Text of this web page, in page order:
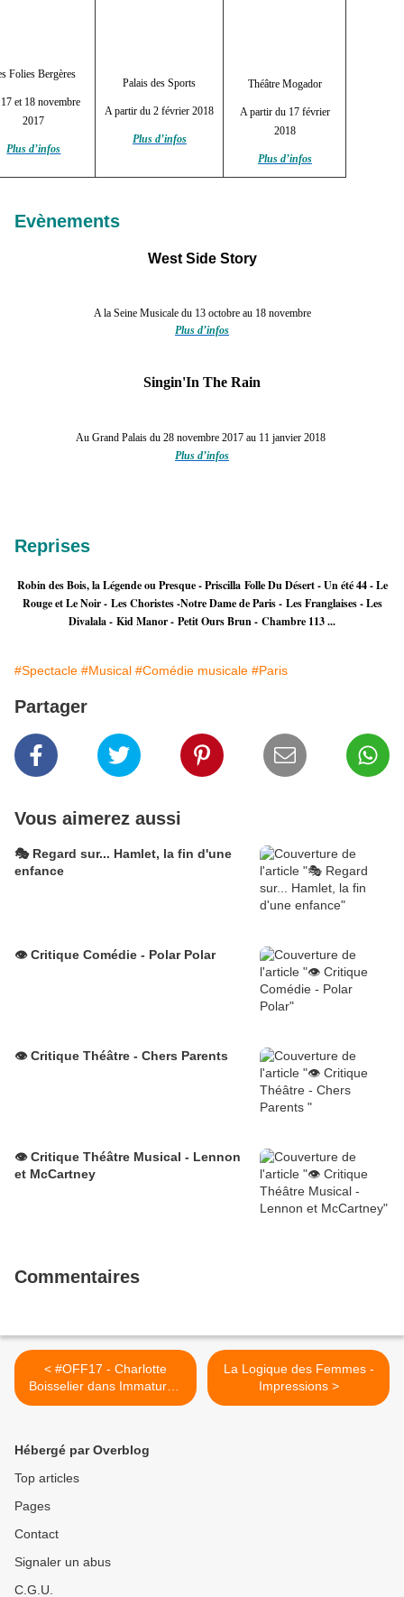
Folies Bergères
et 18 novembre
2017
Plus d’infos
Palais des Sports
A partir du 2 février 2018
Plus d’infos
Théâtre Mogador
A partir du 17 février
2018
Plus d’infos
Evènements
West Side Story
A la Seine Musicale du 13 octobre au 18 novembre
Plus d’infos
Singin'In The Rain
Au Grand Palais du 28 novembre 2017 au 11 janvier 2018
Plus d’infos
Reprises
Robin des Bois, la Légende ou Presque - Priscilla Folle Du Désert - Un été 44 - Le
Rouge et Le Noir - Les Choristes -Notre Dame de Paris - Les Franglaises - Les
Divalala - Kid Manor - Petit Ours Brun - Chambre 113 ...
#Spectacle #Musical #Comédie musicale #Paris
Partager
Vous aimerez aussi
🎭 Regard sur... Hamlet, la fin d'une
enfance
👁️ Critique Comédie - Polar Polar
👁️ Critique Théâtre - Chers Parents
👁️ Critique Théâtre Musical - Lennon
et McCartney
Commentaires
< #OFF17 - Charlotte
Boisselier dans Immature -
Impressions
La Logique des Femmes -
Impressions >
Hébergé par Overblog
Top articles
Pages
Contact
Signaler un abus
C.G.U.